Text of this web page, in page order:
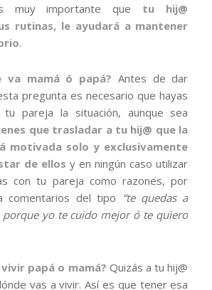
muy importante que tu hij@
rutinas, le ayudará a mantener
.
va mamá ó papá? Antes de dar
pregunta es necesario que hayas
tu pareja la situación, aunque sea
que trasladar a tu hij@ que la
motivada solo y exclusivamente
de ellos y en ningún caso utilizar
con tu pareja como razones, por
comentarios del tipo “te quedas a
porque yo te cuido mejor ó te quiero
papá o mamá? Quizás a tu hij@
vas a vivir. Así es que tener esa